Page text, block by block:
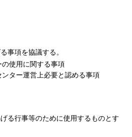
事項を協議する。
の使用に関する事項
ンター運営上必要と認める事項
る行事等のために使用するものとす